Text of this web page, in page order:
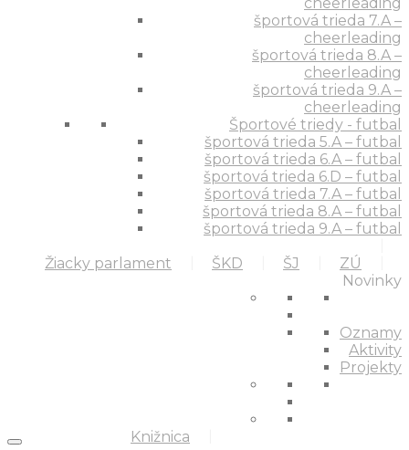
športová trieda 7.A –
cheerleading
športová trieda 8.A –
cheerleading
športová trieda 9.A –
cheerleading
Športové triedy - futbal
športová trieda 5.A – futbal
športová trieda 6.A – futbal
športová trieda 6.D – futbal
športová trieda 7.A – futbal
športová trieda 8.A – futbal
športová trieda 9.A – futbal
Žiacky parlament
ŠKD ŠJ ZÚ
Knižnica
Novinky
Oznamy
Aktivity
Projekty